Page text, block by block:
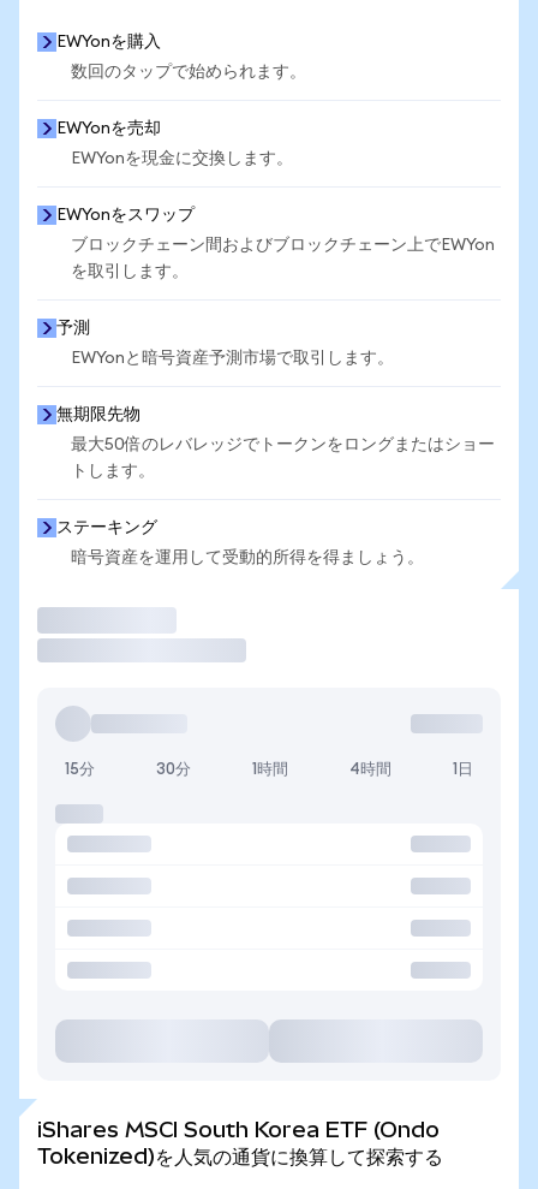
EWYonを購入
数回のタップで始められます。
EWYonを売却
EWYonを現金に交換します。
EWYonをスワップ
ブロックチェーン間およびブロックチェーン上でEWYon
を取引します。
予測
EWYonと暗号資産予測市場で取引します。
無期限先物
最大50倍のレバレッジでトークンをロングまたはショー
トします。
ステーキング
暗号資産を運用して受動的所得を得ましょう。
15分 30分 1時間 4時間 1日
iShares MSCI South Korea ETF (Ondo
Tokenized)を人気の通貨に換算して探索する